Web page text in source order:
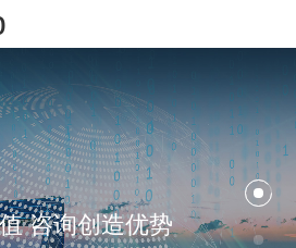
咨询创造优势